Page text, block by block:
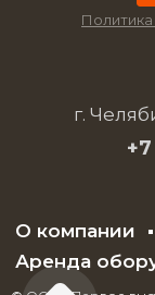
г.
+7
О компании
Аренда